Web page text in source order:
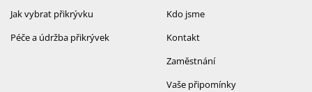
Kdo jsme
Kontakt
Zaměstnání
Vaše připomínky
Jak vybrat přikrývku
Péče a údržba přikrývek